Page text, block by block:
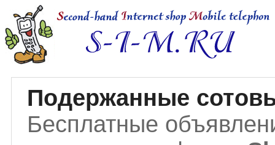
Подержанные
Бесплатные